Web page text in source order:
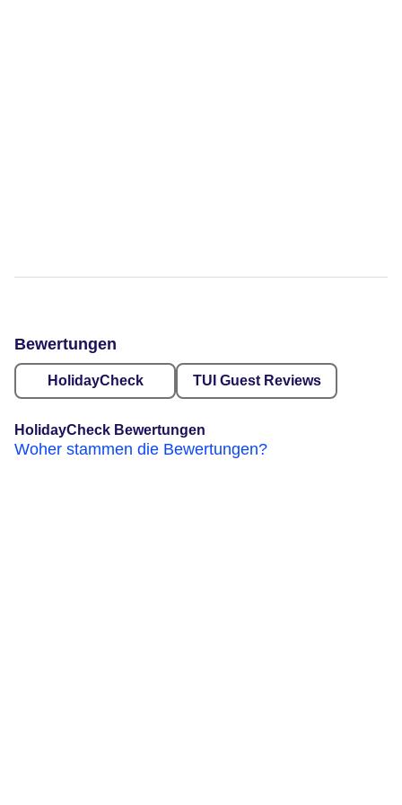
Bewertungen
HolidayCheck TUI Guest Reviews
HolidayCheck Bewertungen
Woher stammen die Bewertungen?